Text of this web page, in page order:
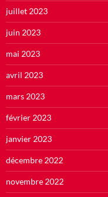
juillet 2023
juin 2023
mai 2023
avril 2023
mars 2023
février 2023
janvier 2023
décembre 2022
novembre 2022